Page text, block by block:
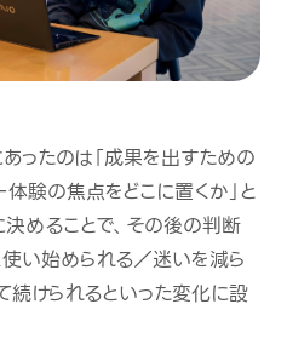
ったのは「成果を出すための
体験の焦点をどこに置くか」と
めることで、その後の判断
い始められる／迷いを減ら
けられるといった変化に設